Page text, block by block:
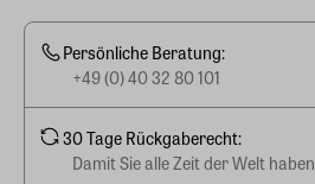
Persönliche Beratung:
+49 (0) 40 32 80 101
30 Tage Rückgaberecht:
Damit Sie alle Zeit der Welt haben